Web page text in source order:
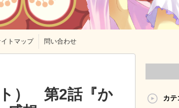
トマップ 問い合わせ
） 第2話『か
カテ